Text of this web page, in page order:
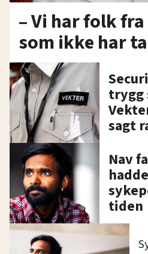
– Vi har folk
som ikke har
trygg
sagt
Nav
tiden